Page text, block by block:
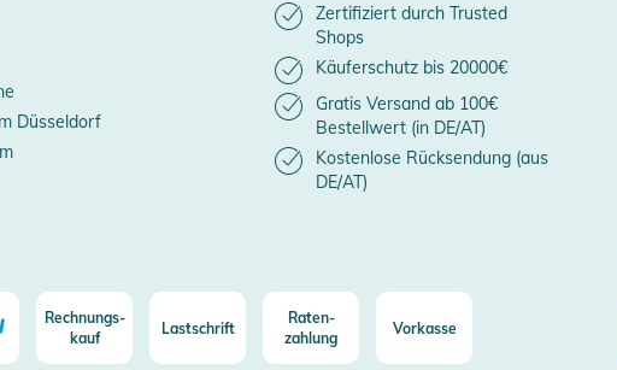
Düsseldorf
Zertifiziert durch Trusted
Shops
Käuferschutz bis 20000€
Gratis Versand ab 100€
Bestellwert (in DE/AT)
Kostenlose Rücksendung (aus
DE/AT)
Rechnungs-
kauf
Lastschrift
Raten-
zahlung
Vorkasse